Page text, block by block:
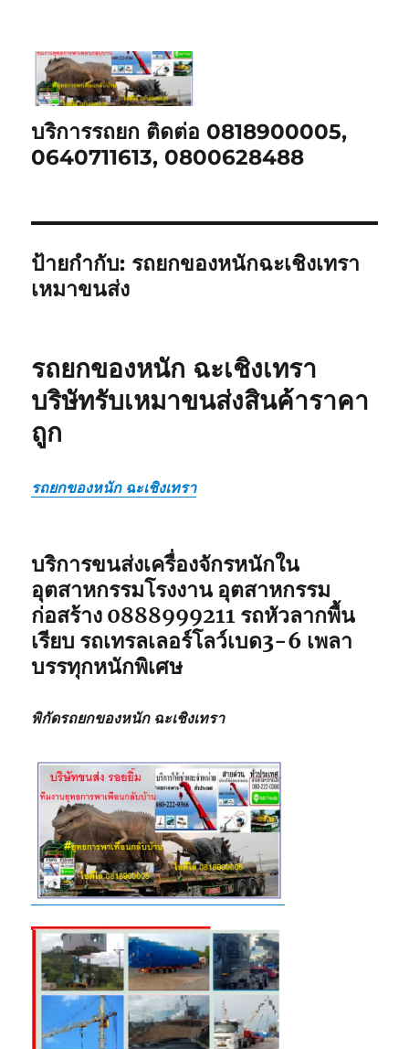
บริการรถยก ติดต่อ 0818900005,
0640711613, 0800628488
ป้ายกำกับ: รถยกของหนักฉะเชิงเทรา
เหมาขนส่ง
รถยกของหนัก ฉะเชิงเทรา
บริษัทรับเหมาขนส่งสินค้าราคา
ถูก
รถยกของหนัก ฉะเชิงเทรา
บริการขนส่งเครื่องจักรหนักใน
อุตสาหกรรมโรงงาน อุตสาหกรรม
ก่อสร้าง 0888999211 รถหัวลากพื้น
เรียบ รถเทรลเลอร์โลว์เบด3-6 เพลา
บรรทุกหนักพิเศษ
พิกัดรถยกของหนัก ฉะเชิงเทรา